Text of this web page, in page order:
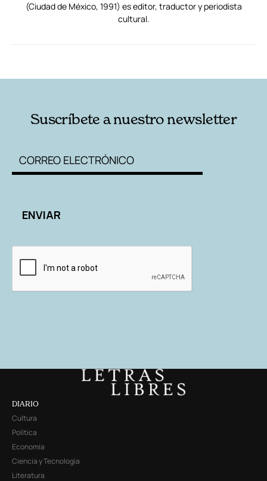
(Ciudad de México, 1991) es editor, traductor y periodista
cultural.
Suscríbete a nuestro newsletter
DIARIO
Cultura
Política
Economía
Ciencia y Tecnología
Literatura